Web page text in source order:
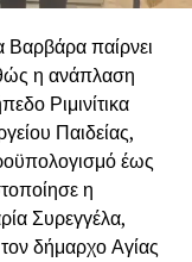
Βαρβάρα παίρνει
η ανάπλαση
Ριμινίτικα
Παιδείας,
έως
η
Συρεγγέλα,
δήμαρχο Αγίας